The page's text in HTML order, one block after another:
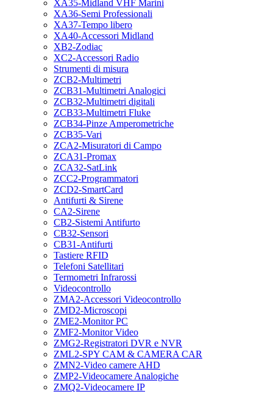
XA35-Midland VHF Marini
XA36-Semi Professionali
XA37-Tempo libero
XA40-Accessori Midland
XB2-Zodiac
XC2-Accessori Radio
Strumenti di misura
ZCB2-Multimetri
ZCB31-Multimetri Analogici
ZCB32-Multimetri digitali
ZCB33-Multimetri Fluke
ZCB34-Pinze Amperometriche
ZCB35-Vari
ZCA2-Misuratori di Campo
ZCA31-Promax
ZCA32-SatLink
ZCC2-Programmatori
ZCD2-SmartCard
Antifurti & Sirene
CA2-Sirene
CB2-Sistemi Antifurto
CB32-Sensori
CB31-Antifurti
Tastiere RFID
Telefoni Satellitari
Termometri Infrarossi
Videocontrollo
ZMA2-Accessori Videocontrollo
ZMD2-Microscopi
ZME2-Monitor PC
ZMF2-Monitor Video
ZMG2-Registratori DVR e NVR
ZML2-SPY CAM & CAMERA CAR
ZMN2-Video camere AHD
ZMP2-Videocamere Analogiche
ZMQ2-Videocamere IP